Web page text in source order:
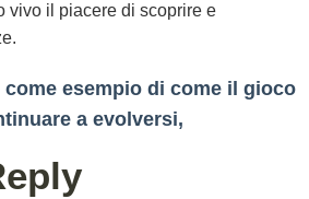
vivo il piacere di scoprire e
come esempio di come il gioco
a evolversi,